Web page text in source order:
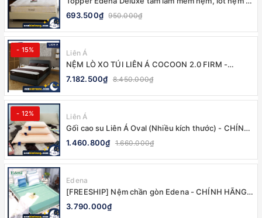
CHÍNH HÃNG
693.500₫ 950.000₫
- 15% Liên Á
NỆM LÒ XO TÚI LIÊN Á COCOON 2.0 FIRM -
CHÍNH HÃNG, BẢO HÀNH 10 NĂM
7.182.500₫ 8.450.000₫
- 12% Liên Á
Gối cao su Liên Á Oval (Nhiều kích thước) - CHÍNH
HÃNG
1.460.800₫ 1.660.000₫
Edena
[FREESHIP] Nệm chần gòn Edena - CHÍNH HÃNG,
BẢO HÀNH 5 NĂM
3.790.000₫